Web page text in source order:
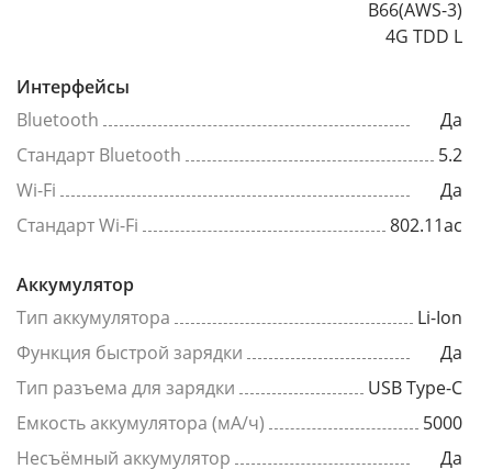
B66(AWS-3)
4G TDD L
Интерфейсы
Bluetooth
Да
Стандарт Bluetooth
5.2
Wi-Fi
Да
Стандарт Wi-Fi
802.11ac
Аккумулятор
Тип аккумулятора
Li-Ion
Функция быстрой зарядки
Да
Тип разъема для зарядки
USB Type-C
Емкость аккумулятора (мА/ч)
5000
Несъёмный аккумулятор
Да